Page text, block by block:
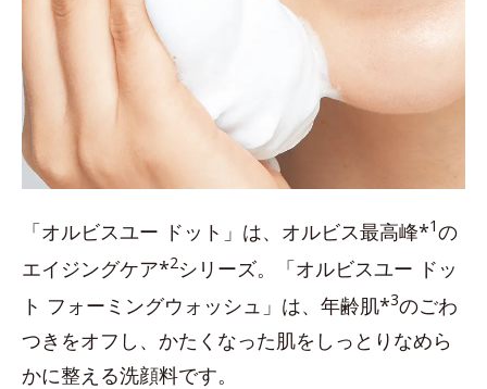
「オルビスユー ドット」は、オルビス最高峰*1の
エイジングケア*2シリーズ。「オルビスユー ドッ
ト フォーミングウォッシュ」は、年齢肌*3のごわ
つきをオフし、かたくなった肌をしっとりなめら
かに整える洗顔料です。